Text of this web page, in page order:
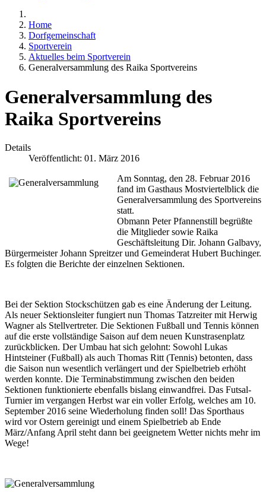
Home
Dorfgemeinschaft
Sportverein
Aktuelles beim Sportverein
Generalversammlung des Raika Sportvereins
Generalversammlung des
Raika Sportvereins
Details
Veröffentlicht: 01. März 2016
Am Sonntag, den 28. Februar 2016
fand im Gasthaus Mostviertelblick die
Generalversammlung des Sportvereins
statt.
Obmann Peter Pfannenstill begrüßte
die Mitglieder sowie Raika
Geschäftsleitung Dir. Johann Galbavy,
Bürgermeister Johann Spreitzer und Gemeinderat Hubert Buchinger.
Es folgten die Berichte der einzelnen Sektionen.
Bei der Sektion Stockschützen gab es eine Änderung der Leitung.
Als neuer Sektionsleiter fungiert nun Thomas Tatzreiter mit Herwig
Wagner als Stellvertreter. Die Sektionen Fußball und Tennis können
auf die erste vollständige Saison auf dem neuen Kunstrasenplatz
zurückblicken. Der Umbau hat sich gelohnt: Sowohl Lukas
Hintsteiner (Fußball) als auch Thomas Ritt (Tennis) betonten, dass
die Saison nun wesentlich verlängert und der Spielbetrieb erhöht
werden konnte. Die Terminabstimmung zwischen den beiden
Sektionen funktionierte ebenfalls bislang einwandfrei. Das Futsal-
Turnier im vergangen Herbst war ein voller Erfolg, welches am 10.
September 2016 seine Wiederholung finden soll! Das Sporthaus
wird vor Ostern gereinigt und einem Spielbetrieb ab Ende
März/Anfang April steht dann bei geeignetem Wetter nichts mehr im
Wege!